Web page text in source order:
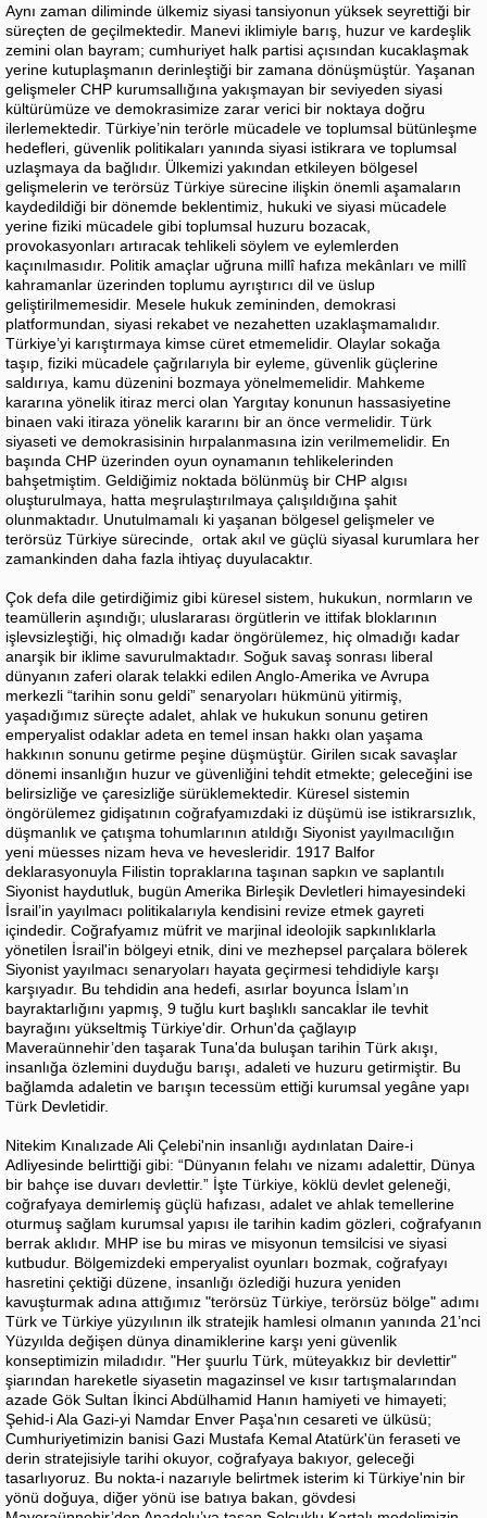
Aynı zaman diliminde ülkemiz siyasi tansiyonun yüksek seyrettiği bir
süreçten de geçilmektedir. Manevi iklimiyle barış, huzur ve kardeşlik
zemini olan bayram; cumhuriyet halk partisi açısından kucaklaşmak
yerine kutuplaşmanın derinleştiği bir zamana dönüşmüştür. Yaşanan
gelişmeler CHP kurumsallığına yakışmayan bir seviyeden siyasi
kültürümüze ve demokrasimize zarar verici bir noktaya doğru
ilerlemektedir. Türkiye’nin terörle mücadele ve toplumsal bütünleşme
hedefleri, güvenlik politikaları yanında siyasi istikrara ve toplumsal
uzlaşmaya da bağlıdır. Ülkemizi yakından etkileyen bölgesel
gelişmelerin ve terörsüz Türkiye sürecine ilişkin önemli aşamaların
kaydedildiği bir dönemde beklentimiz, hukuki ve siyasi mücadele
yerine fiziki mücadele gibi toplumsal huzuru bozacak,
provokasyonları artıracak tehlikeli söylem ve eylemlerden
kaçınılmasıdır. Politik amaçlar uğruna millî hafıza mekânları ve millî
kahramanlar üzerinden toplumu ayrıştırıcı dil ve üslup
geliştirilmemesidir. Mesele hukuk zemininden, demokrasi
platformundan, siyasi rekabet ve nezahetten uzaklaşmamalıdır.
Türkiye’yi karıştırmaya kimse cüret etmemelidir. Olaylar sokağa
taşıp, fiziki mücadele çağrılarıyla bir eyleme, güvenlik güçlerine
saldırıya, kamu düzenini bozmaya yönelmemelidir. Mahkeme
kararına yönelik itiraz merci olan Yargıtay konunun hassasiyetine
binaen vaki itiraza yönelik kararını bir an önce vermelidir. Türk
siyaseti ve demokrasisinin hırpalanmasına izin verilmemelidir. En
başında CHP üzerinden oyun oynamanın tehlikelerinden
bahşetmiştim. Geldiğimiz noktada bölünmüş bir CHP algısı
oluşturulmaya, hatta meşrulaştırılmaya çalışıldığına şahit
olunmaktadır. Unutulmamalı ki yaşanan bölgesel gelişmeler ve
terörsüz Türkiye sürecinde, ortak akıl ve güçlü siyasal kurumlara her
zamankinden daha fazla ihtiyaç duyulacaktır.
Çok defa dile getirdiğimiz gibi küresel sistem, hukukun, normların ve
teamüllerin aşındığı; uluslararası örgütlerin ve ittifak bloklarının
işlevsizleştiği, hiç olmadığı kadar öngörülemez, hiç olmadığı kadar
anarşik bir iklime savurulmaktadır. Soğuk savaş sonrası liberal
dünyanın zaferi olarak telakki edilen Anglo-Amerika ve Avrupa
merkezli “tarihin sonu geldi” senaryoları hükmünü yitirmiş,
yaşadığımız süreçte adalet, ahlak ve hukukun sonunu getiren
emperyalist odaklar adeta en temel insan hakkı olan yaşama
hakkının sonunu getirme peşine düşmüştür. Girilen sıcak savaşlar
dönemi insanlığın huzur ve güvenliğini tehdit etmekte; geleceğini ise
belirsizliğe ve çaresizliğe sürüklemektedir. Küresel sistemin
öngörülemez gidişatının coğrafyamızdaki iz düşümü ise istikrarsızlık,
düşmanlık ve çatışma tohumlarının atıldığı Siyonist yayılmacılığın
yeni müesses nizam heva ve hevesleridir. 1917 Balfor
deklarasyonuyla Filistin topraklarına taşınan sapkın ve saplantılı
Siyonist haydutluk, bugün Amerika Birleşik Devletleri himayesindeki
İsrail’in yayılmacı politikalarıyla kendisini revize etmek gayreti
içindedir. Coğrafyamız müfrit ve marjinal ideolojik sapkınlıklarla
yönetilen İsrail'in bölgeyi etnik, dini ve mezhepsel parçalara bölerek
Siyonist yayılmacı senaryoları hayata geçirmesi tehdidiyle karşı
karşıyadır. Bu tehdidin ana hedefi, asırlar boyunca İslam’ın
bayraktarlığını yapmış, 9 tuğlu kurt başlıklı sancaklar ile tevhit
bayrağını yükseltmiş Türkiye'dir. Orhun'da çağlayıp
Maveraünnehir’den taşarak Tuna'da buluşan tarihin Türk akışı,
insanlığa özlemini duyduğu barışı, adaleti ve huzuru getirmiştir. Bu
bağlamda adaletin ve barışın tecessüm ettiği kurumsal yegâne yapı
Türk Devletidir.
Nitekim Kınalızade Ali Çelebi'nin insanlığı aydınlatan Daire-i
Adliyesinde belirttiği gibi: “Dünyanın felahı ve nizamı adalettir, Dünya
bir bahçe ise duvarı devlettir.” İşte Türkiye, köklü devlet geleneği,
coğrafyaya demirlemiş güçlü hafızası, adalet ve ahlak temellerine
oturmuş sağlam kurumsal yapısı ile tarihin kadim gözleri, coğrafyanın
berrak aklıdır. MHP ise bu miras ve misyonun temsilcisi ve siyasi
kutbudur. Bölgemizdeki emperyalist oyunları bozmak, coğrafyayı
hasretini çektiği düzene, insanlığı özlediği huzura yeniden
kavuşturmak adına attığımız "terörsüz Türkiye, terörsüz bölge" adımı
Türk ve Türkiye yüzyılının ilk stratejik hamlesi olmanın yanında 21’nci
Yüzyılda değişen dünya dinamiklerine karşı yeni güvenlik
konseptimizin miladıdır. "Her şuurlu Türk, müteyakkız bir devlettir"
şiarından hareketle siyasetin magazinsel ve kısır tartışmalarından
azade Gök Sultan İkinci Abdülhamid Hanın hamiyeti ve himayeti;
Şehid-i Ala Gazi-yi Namdar Enver Paşa'nın cesareti ve ülküsü;
Cumhuriyetimizin banisi Gazi Mustafa Kemal Atatürk'ün feraseti ve
derin stratejisiyle tarihi okuyor, coğrafyaya bakıyor, geleceği
tasarlıyoruz. Bu nokta-i nazarıyle belirtmek isterim ki Türkiye'nin bir
yönü doğuya, diğer yönü ise batıya bakan, gövdesi